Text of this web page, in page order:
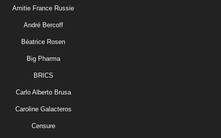
Amitie France Russie
André Bercoff
Béatrice Rosen
Big Pharma
BRICS
Carlo Alberto Brusa
Caroline Galacteros
Censure